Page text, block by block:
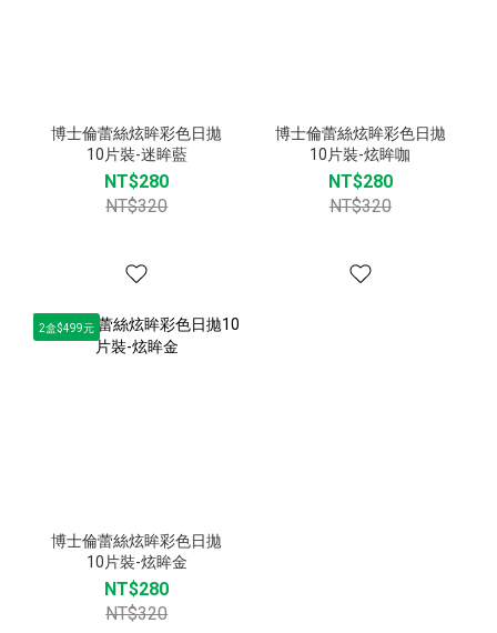
博士倫蕾絲炫眸彩色日拋
10片裝-迷眸藍
NT$280
NT$320
博士倫蕾絲炫眸彩色日拋
10片裝-炫眸咖
NT$280
NT$320
2盒$499元
博士倫蕾絲炫眸彩色日拋
10片裝-炫眸金
NT$280
NT$320